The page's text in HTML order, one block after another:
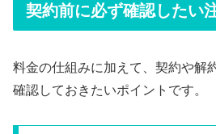
契約前に必ず確認したい
料金の仕組みに加えて、契約や解
確認しておきたいポイントです。